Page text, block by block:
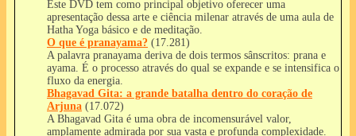
Este DVD tem como principal objetivo oferecer uma
apresentação dessa arte e ciência milenar através de uma aula de
Hatha Yoga básico e de meditação.
O que é pranayama? (17.281)
A palavra pranayama deriva de dois termos sânscritos: prana e
ayama. É o processo através do qual se expande e se intensifica o
fluxo da energia.
Bhagavad Gita: a grande batalha dentro do coração de
Arjuna (17.072)
A Bhagavad Gita é uma obra de incomensurável valor,
amplamente admirada por sua vasta e profunda complexidade.